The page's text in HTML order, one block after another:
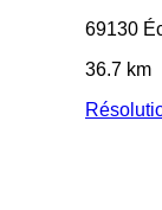
69130
36.7 km